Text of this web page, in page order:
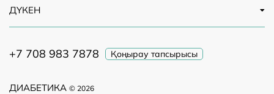
ДИАБЕТИКА © 2026
ДҮКЕН
+7 708 983 7878 Қоңырау тапсырысы